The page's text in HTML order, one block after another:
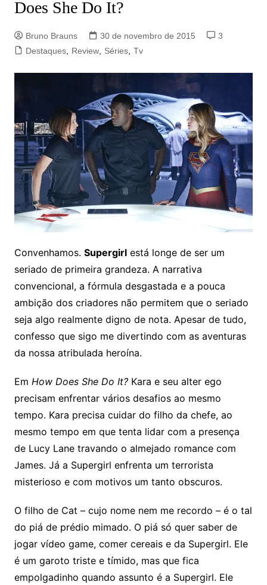
Does She Do It?
Bruno Brauns 30 de novembro de 2015
3
Destaques, Review, Séries, Tv
Convenhamos. Supergirlestá longe de ser um
seriado de primeira grandeza. A narrativa
convencional, a fórmula desgastada e a pouca
ambição dos criadores não permitem que o seriado
seja algo realmente digno de nota. Apesar de tudo,
confesso que sigo me divertindo com as aventuras
da nossa atribulada heroína.
Em How Does She Do It? Kara e seu alter ego
precisam enfrentar vários desafios ao mesmo
tempo. Kara precisa cuidar do filho da chefe, ao
mesmo tempo em que tenta lidar com a presença
de Lucy Lane travando o almejado romance com
James. Já a Supergirl enfrenta um terrorista
misterioso e com motivos um tanto obscuros.
O filho de Cat – cujo nome nem me recordo – é o tal
do piá de prédio mimado. O piá só quer saber de
jogar vídeo game, comer cereais e da Supergirl. Ele
é um garoto triste e tímido, mas que fica
empolgadinho quando assunto é a Supergirl. Ele